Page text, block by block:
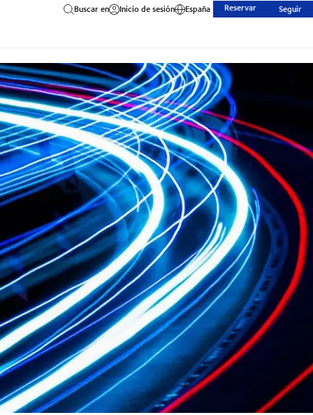
Buscar en Inicio de sesión España Reservar Seguir